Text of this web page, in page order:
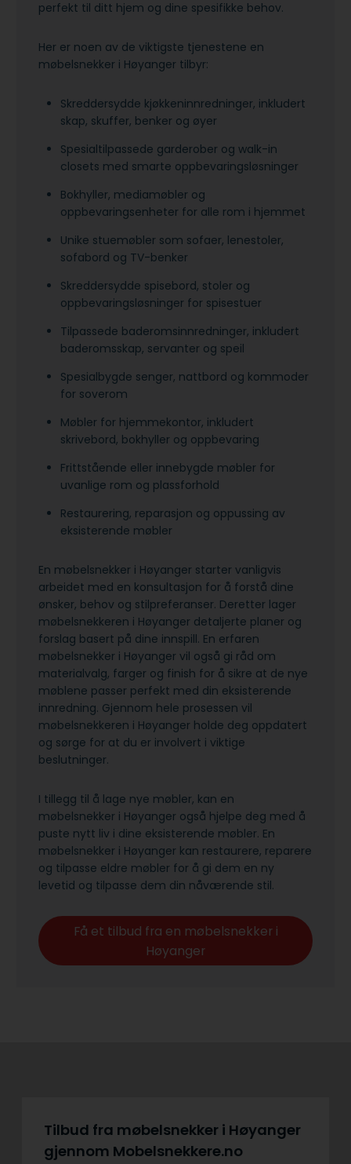
perfekt til ditt hjem og dine spesifikke behov.
Her er noen av de viktigste tjenestene en
møbelsnekker i Høyanger tilbyr:
Skreddersydde kjøkkeninnredninger, inkludert
skap, skuffer, benker og øyer
Spesialtilpassede garderober og walk-in
closets med smarte oppbevaringsløsninger
Bokhyller, mediamøbler og
oppbevaringsenheter for alle rom i hjemmet
Unike stuemøbler som sofaer, lenestoler,
sofabord og TV-benker
Skreddersydde spisebord, stoler og
oppbevaringsløsninger for spisestuer
Tilpassede baderomsinnredninger, inkludert
baderomsskap, servanter og speil
Spesialbygde senger, nattbord og kommoder
for soverom
Møbler for hjemmekontor, inkludert
skrivebord, bokhyller og oppbevaring
Frittstående eller innebygde møbler for
uvanlige rom og plassforhold
Restaurering, reparasjon og oppussing av
eksisterende møbler
En møbelsnekker i Høyanger starter vanligvis
arbeidet med en konsultasjon for å forstå dine
ønsker, behov og stilpreferanser. Deretter lager
møbelsnekkeren i Høyanger detaljerte planer og
forslag basert på dine innspill. En erfaren
møbelsnekker i Høyanger vil også gi råd om
materialvalg, farger og finish for å sikre at de nye
møblene passer perfekt med din eksisterende
innredning. Gjennom hele prosessen vil
møbelsnekkeren i Høyanger holde deg oppdatert
og sørge for at du er involvert i viktige
beslutninger.
I tillegg til å lage nye møbler, kan en
møbelsnekker i Høyanger også hjelpe deg med å
puste nytt liv i dine eksisterende møbler. En
møbelsnekker i Høyanger kan restaurere, reparere
og tilpasse eldre møbler for å gi dem en ny
levetid og tilpasse dem din nåværende stil.
Få et tilbud fra en møbelsnekker i
Høyanger
Tilbud fra møbelsnekker i Høyanger
gjennom Mobelsnekkere.no